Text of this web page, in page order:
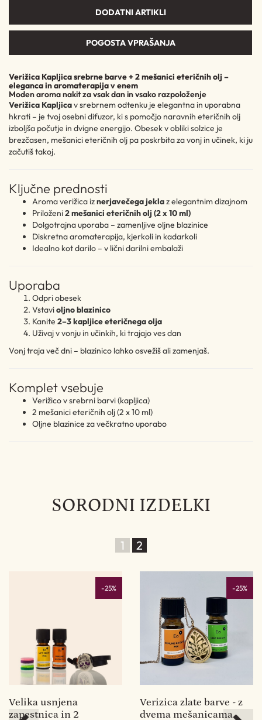
DODATNI ARTIKLI
POGOSTA VPRAŠANJA
Verižica Kapljica srebrne barve + 2 mešanici eteričnih olj –
eleganca in aromaterapija v enem
Moden aroma nakit za vsak dan in vsako razpoloženje
Verižica Kapljicav srebrnem odtenku je elegantna in uporabna
hkrati – je tvoj osebni difuzor, ki s pomočjo naravnih eteričnih olj
izboljša počutje in dvigne energijo. Obesek v obliki solzice je
brezčasen, mešanici eteričnih olj pa poskrbita za vonj in učinek, ki ju
začutiš takoj.
Ključne prednosti
Aroma verižica iznerjavečega jeklaz elegantnim dizajnom
Priloženi2 mešanici eteričnih olj (2 x 10 ml)
Dolgotrajna uporaba – zamenljive oljne blazinice
Diskretna aromaterapija, kjerkoli in kadarkoli
Idealno kot darilo – v lični darilni embalaži
Uporaba
Odpri obesek
Vstavioljno blazinico
Kanite 2–3 kapljice eteričnega olja
Uživaj v vonju in učinkih, ki trajajo ves dan
Vonj traja več dni – blazinico lahko osvežiš ali zamenjaš.
Komplet vsebuje
Verižico v srebrni barvi (kapljica)
2 mešanici eteričnih olj (2 x 10 ml)
Oljne blazinice za večkratno uporabo
SORODNI IZDELKI
1 2
-25%
Velika usnjena
zapestnica in 2
-25%
Verizica zlate barve - z
dvema mešanicama